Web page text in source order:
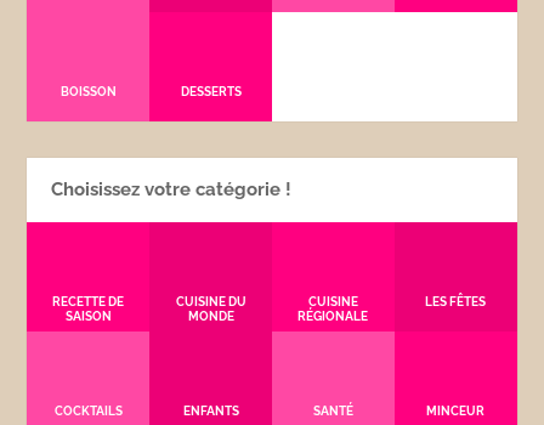
BOISSON DESSERTS
Choisissez votre catégorie !
RECETTE DE
SAISON
CUISINE DU
MONDE
CUISINE
RÉGIONALE
LES FÊTES
COCKTAILS ENFANTS SANTÉ MINCEUR